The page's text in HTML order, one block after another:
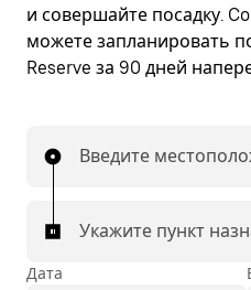
и совершайте посадку.
можете запланировать
Reserve за 90 дней
Введите
Укажите пункт
Дата